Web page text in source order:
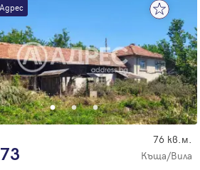
76 кв.м.
Къща/Вила